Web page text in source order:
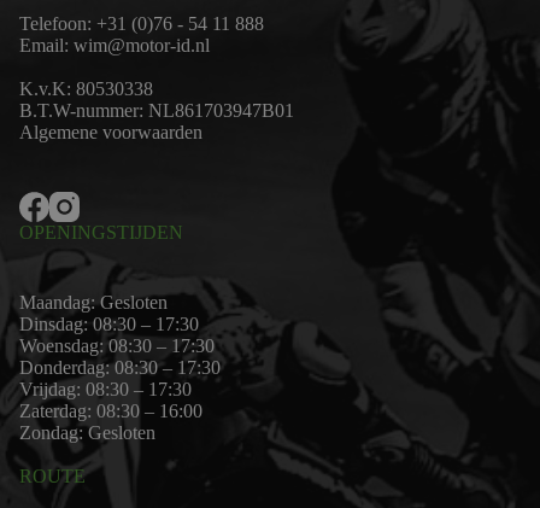
Telefoon: +31 (0)76 - 54 11 888
Email: wim@motor-id.nl
K.v.K: 80530338
B.T.W-nummer: NL861703947B01
Algemene voorwaarden
OPENINGSTIJDEN
Maandag: Gesloten
Dinsdag: 08:30 – 17:30
Woensdag: 08:30 – 17:30
Donderdag: 08:30 – 17:30
Vrijdag: 08:30 – 17:30
Zaterdag: 08:30 – 16:00
Zondag: Gesloten
ROUTE